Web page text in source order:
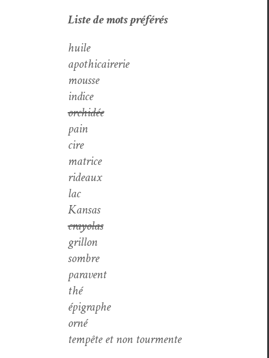
Liste de mots préférés
huile
apoth­icairerie
mousse
indice
orchidée
pain
cire
matrice
rideaux
lac
Kansas
cray­olas
gril­lon
som­bre
par­avent
thé
épigraphe
orné
tem­pête et non tourmente